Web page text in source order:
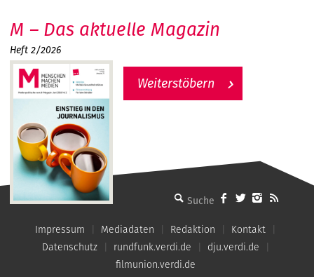
MMM - Menschen machen Medien
M – Das aktuelle Magazin
Heft 2/2026
Weiterstöbern
Impressum Mediadaten Redaktion
Kontakt
Datenschutz
rundfunk.verdi.de
dju.verdi.de
filmunion.verdi.de